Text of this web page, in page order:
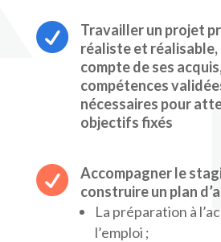

Travailler un projet
réaliste et
compte de ses
compétences
nécessaires pour
objectifs fixés

Accompagner le
construire un plan
La préparation à
l’emploi ;